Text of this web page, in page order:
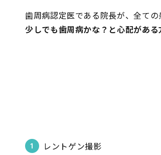
歯周病認定医である院長が、全ての
少しでも歯周病かな？と心配があ
レントゲン撮影